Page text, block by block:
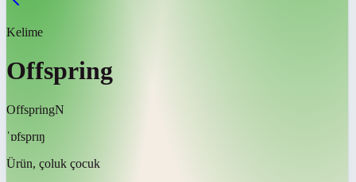
Kelime
Offspring
OffspringN
ˈɒfsprɪŋ
Ürün, çoluk çocuk